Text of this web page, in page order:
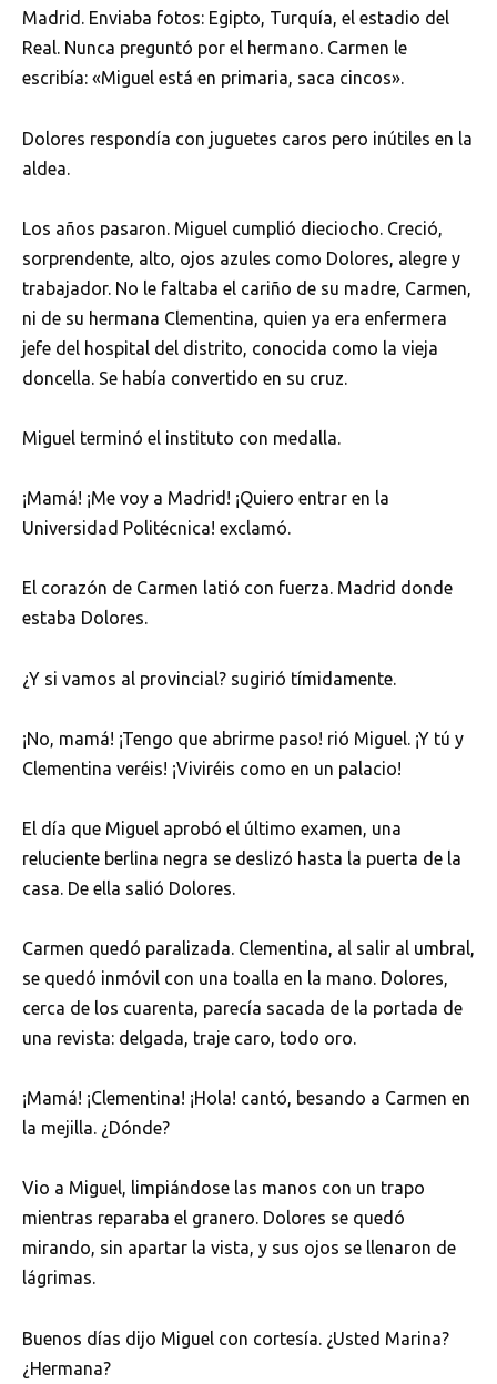
Madrid. Enviaba fotos: Egipto, Turquía, el estadio del
Real. Nunca preguntó por el hermano. Carmen le
escribía: «Miguel está en primaria, saca cincos».
Dolores respondía con juguetes caros pero inútiles en la
aldea.
Los años pasaron. Miguel cumplió dieciocho. Creció,
sorprendente, alto, ojos azules como Dolores, alegre y
trabajador. No le faltaba el cariño de su madre, Carmen,
ni de su hermana Clementina, quien ya era enfermera
jefe del hospital del distrito, conocida como la vieja
doncella. Se había convertido en su cruz.
Miguel terminó el instituto con medalla.
¡Mamá! ¡Me voy a Madrid! ¡Quiero entrar en la
Universidad Politécnica! exclamó.
El corazón de Carmen latió con fuerza. Madrid donde
estaba Dolores.
¿Y si vamos al provincial? sugirió tímidamente.
¡No, mamá! ¡Tengo que abrirme paso! rió Miguel. ¡Y tú y
Clementina veréis! ¡Viviréis como en un palacio!
El día que Miguel aprobó el último examen, una
reluciente berlina negra se deslizó hasta la puerta de la
casa. De ella salió Dolores.
Carmen quedó paralizada. Clementina, al salir al umbral,
se quedó inmóvil con una toalla en la mano. Dolores,
cerca de los cuarenta, parecía sacada de la portada de
una revista: delgada, traje caro, todo oro.
¡Mamá! ¡Clementina! ¡Hola! cantó, besando a Carmen en
la mejilla. ¿Dónde?
Vio a Miguel, limpiándose las manos con un trapo
mientras reparaba el granero. Dolores se quedó
mirando, sin apartar la vista, y sus ojos se llenaron de
lágrimas.
Buenos días dijo Miguel con cortesía. ¿Usted Marina?
¿Hermana?